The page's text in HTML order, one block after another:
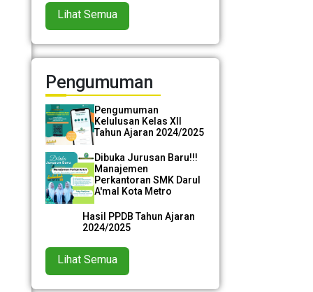
Lihat Semua
Pengumuman
Pengumuman
Kelulusan Kelas XII
Tahun Ajaran 2024/2025
Dibuka Jurusan Baru!!!
Manajemen
Perkantoran SMK Darul
A'mal Kota Metro
Hasil PPDB Tahun Ajaran
2024/2025
Lihat Semua